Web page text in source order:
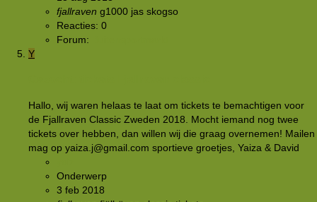
fjallraven g1000 jas skogso
Reacties: 0
Forum:
Y
Hallo, wij waren helaas te laat om tickets te bemachtigen voor
de Fjallraven Classic Zweden 2018. Mocht iemand nog twee
tickets over hebben, dan willen wij die graag overnemen! Mailen
mag op yaiza.j@gmail.com sportieve groetjes, Yaiza & David
Onderwerp
3 feb 2018